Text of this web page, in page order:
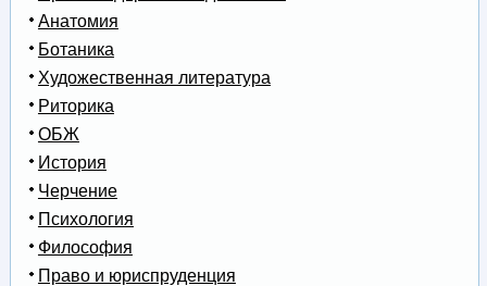
Анатомия
Ботаника
Художественная литература
Риторика
ОБЖ
История
Черчение
Психология
Философия
Право и юриспруденция